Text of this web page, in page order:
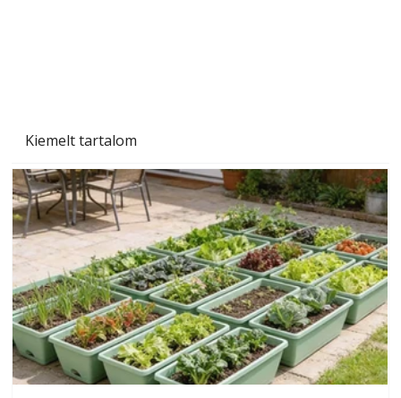
Kiemelt tartalom